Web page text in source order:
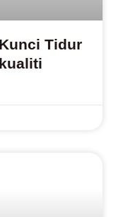
Tidur